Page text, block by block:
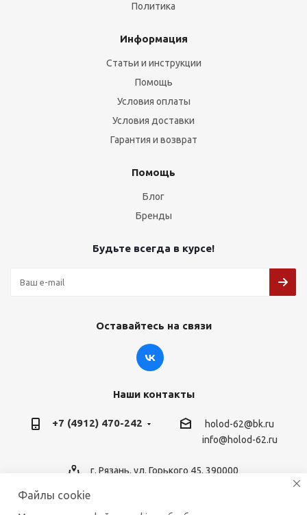
Политика
Информация
Статьи и инструкции
Помощь
Условия оплаты
Условия доставки
Гарантия и возврат
Помощь
Блог
Бренды
Будьте всегда в курсе!
Оставайтесь на связи
Наши контакты
+7 (4912) 470-242
holod-62@bk.ru
info@holod-62.ru
г. Рязань, ул. Горького 45, 390000
Файлы cookie